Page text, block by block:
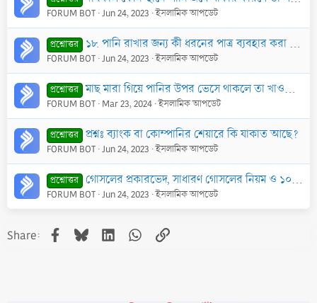
FORUM BOT Jun 24, 2023 ইসলামিক আপডেট
প্রশ্নোত্তর ১৮. পানি রাখার জন্য কী ধরনের পাত্র ব্যবহার করা জায়েয? (১.৩ পানির বৈধ ও অবৈধ পাত্র)
FORUM BOT Jun 24, 2023 ইসলামিক আপডেট
প্রশ্নোত্তর মাছ মারা গিয়ে পানির উপর ভেসে থাকলে তা খাওয়া বৈধ কি না?
FORUM BOT Mar 23, 2024 ইসলামিক আপডেট
প্রশ্নোত্তর প্রশ্নঃ ব্যাংক বা কোম্পানির শেয়ারে কি যাকাত আছে?
FORUM BOT Jun 24, 2023 ইসলামিক আপডেট
প্রশ্নোত্তর গোসলের প্রকারভেদ, সাধারণ গোসলের নিয়ম ও ১০টি ইসলামি আদব
FORUM BOT Jun 24, 2023 ইসলামিক আপডেট
Share: Facebook
BlueskyLinkedInWhatsApp
Link